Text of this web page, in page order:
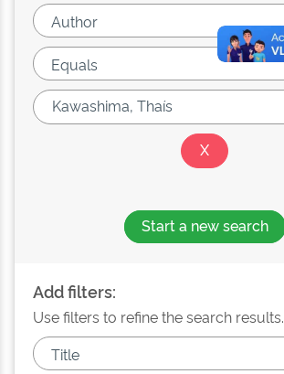
Start a new search
Add filters:
Use filters to refine the search results.